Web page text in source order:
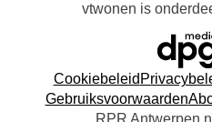
vtwonen is
Cookiebeleid
Gebruiksvoorwaarden